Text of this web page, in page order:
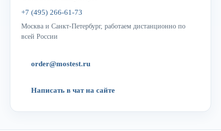
+7 (495) 266-61-73
Москва и Санкт-Петербург, работаем дистанционно по
всей России
order@mostest.ru
Написать в чат на сайте